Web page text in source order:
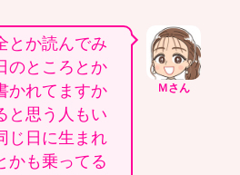
Ｍさん
とか読んでみ
のところとか
かれてますか
と思う人もい
じ日に生まれ
かも乗ってる